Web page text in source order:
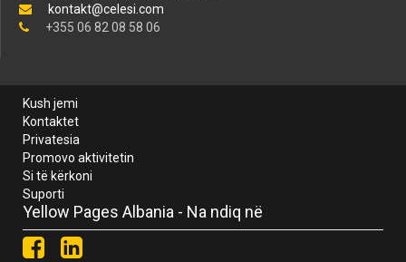
kontakt@celesi.com
+355 06 82 08 58 06
Kush jemi
Kontaktet
Privatesia
Promovo aktivitetin
Si të kërkoni
Suporti
Yellow Pages Albania - Na ndiq në